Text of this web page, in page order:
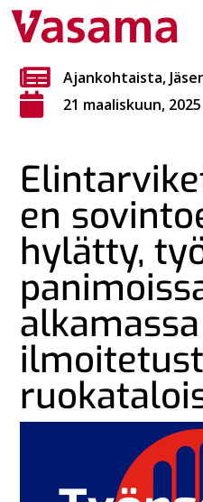
Ajankohtaista,
21 maaliskuun, 2025
en
hylätty,
alkamassa